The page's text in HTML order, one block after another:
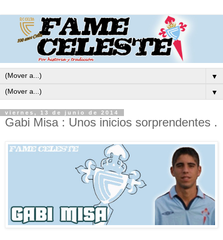
▼
▼
viernes, 13 de junio de 2014
Gabi Misa : Unos inicios sorprendentes .